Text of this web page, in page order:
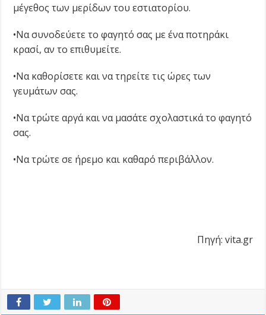
μέγεθος των μερίδων του εστιατορίου.
•Nα συνοδεύετε το φαγητό σας με ένα ποτηράκι
κρασί, αν το επιθυμείτε.
•Nα καθορίσετε και να τηρείτε τις ώρες των
γευμάτων σας.
•Nα τρώτε αργά και να μασάτε σχολαστικά το φαγητό
σας.
•Nα τρώτε σε ήρεμο και καθαρό περιβάλλον.
Πηγή: vita.gr